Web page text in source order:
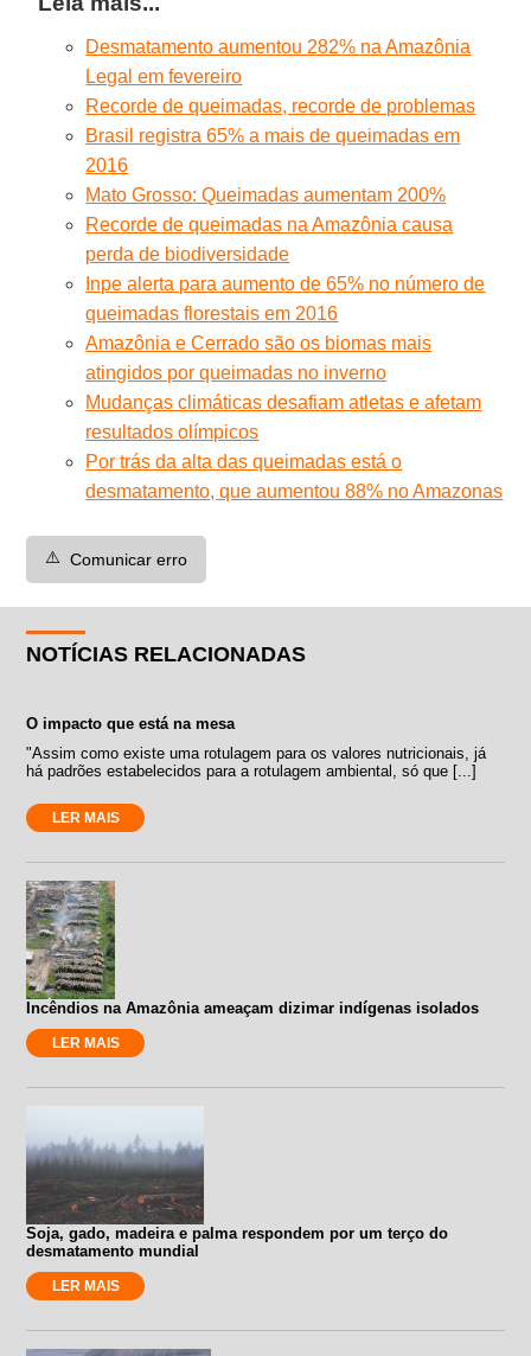
Desmatamento aumentou 282% na Amazônia
Legal em fevereiro
Recorde de queimadas, recorde de problemas
Brasil registra 65% a mais de queimadas em
2016
Mato Grosso: Queimadas aumentam 200%
Recorde de queimadas na Amazônia causa
perda de biodiversidade
Inpe alerta para aumento de 65% no número de
queimadas florestais em 2016
Amazônia e Cerrado são os biomas mais
atingidos por queimadas no inverno
Mudanças climáticas desafiam atletas e afetam
resultados olímpicos
Por trás da alta das queimadas está o
desmatamento, que aumentou 88% no Amazonas
⚠️ Comunicar erro
NOTÍCIAS RELACIONADAS
O impacto que está na mesa
"Assim como existe uma rotulagem para os valores nutricionais, já
há padrões estabelecidos para a rotulagem ambiental, só que [...]
LER MAIS
Incêndios na Amazônia ameaçam dizimar indígenas isolados
LER MAIS
Soja, gado, madeira e palma respondem por um terço do
desmatamento mundial
LER MAIS